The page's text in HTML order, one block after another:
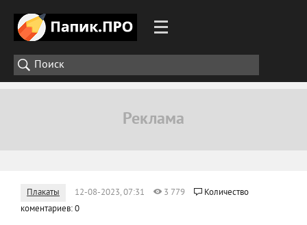
Плакаты 12-08-2023, 07:31 3 779
Количество
коментариев: 0